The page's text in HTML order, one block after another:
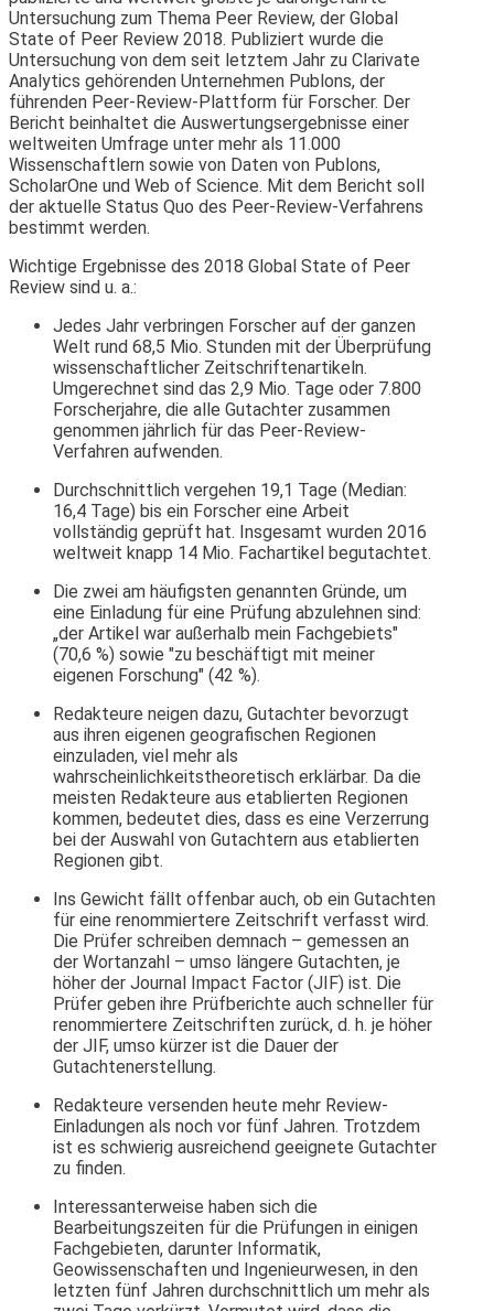
Untersuchung zum Thema Peer Review, der Global
State of Peer Review 2018. Publiziert wurde die
Untersuchung von dem seit letztem Jahr zu Clarivate
Analytics gehörenden Unternehmen Publons, der
führenden Peer-Review-Plattform für Forscher. Der
Bericht beinhaltet die Auswertungsergebnisse einer
weltweiten Umfrage unter mehr als 11.000
Wissenschaftlern sowie von Daten von Publons,
ScholarOne und Web of Science. Mit dem Bericht soll
der aktuelle Status Quo des Peer-Review-Verfahrens
bestimmt werden.
Wichtige Ergebnisse des 2018 Global State of Peer
Review sind u. a.:
Jedes Jahr verbringen Forscher auf der ganzen
Welt rund 68,5 Mio. Stunden mit der Überprüfung
wissenschaftlicher Zeitschriftenartikeln.
Umgerechnet sind das 2,9 Mio. Tage oder 7.800
Forscherjahre, die alle Gutachter zusammen
genommen jährlich für das Peer-Review-
Verfahren aufwenden.
Durchschnittlich vergehen 19,1 Tage (Median:
16,4 Tage) bis ein Forscher eine Arbeit
vollständig geprüft hat. Insgesamt wurden 2016
weltweit knapp 14 Mio. Fachartikel begutachtet.
Die zwei am häufigsten genannten Gründe, um
eine Einladung für eine Prüfung abzulehnen sind:
„der Artikel war außerhalb mein Fachgebiets"
(70,6 %) sowie "zu beschäftigt mit meiner
eigenen Forschung" (42 %).
Redakteure neigen dazu, Gutachter bevorzugt
aus ihren eigenen geografischen Regionen
einzuladen, viel mehr als
wahrscheinlichkeitstheoretisch erklärbar. Da die
meisten Redakteure aus etablierten Regionen
kommen, bedeutet dies, dass es eine Verzerrung
bei der Auswahl von Gutachtern aus etablierten
Regionen gibt.
Ins Gewicht fällt offenbar auch, ob ein Gutachten
für eine renommiertere Zeitschrift verfasst wird.
Die Prüfer schreiben demnach – gemessen an
der Wortanzahl – umso längere Gutachten, je
höher der Journal Impact Factor (JIF) ist. Die
Prüfer geben ihre Prüfberichte auch schneller für
renommiertere Zeitschriften zurück, d. h. je höher
der JIF, umso kürzer ist die Dauer der
Gutachtenerstellung.
Redakteure versenden heute mehr Review-
Einladungen als noch vor fünf Jahren. Trotzdem
ist es schwierig ausreichend geeignete Gutachter
zu finden.
Interessanterweise haben sich die
Bearbeitungszeiten für die Prüfungen in einigen
Fachgebieten, darunter Informatik,
Geowissenschaften und Ingenieurwesen, in den
letzten fünf Jahren durchschnittlich um mehr als